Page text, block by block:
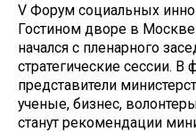
V Форум социальных
Гостином дворе в
начался с пленарного
стратегические сессии. В
представители
ученые, бизнес,
станут рекомендации